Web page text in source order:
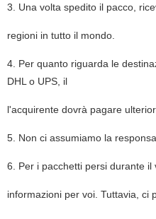
3. Una volta spedito il pacco,
regioni in tutto il mondo.
4. Per quanto riguarda le
DHL o UPS, il
l'acquirente dovrà pagare
5. Non ci assumiamo la
6. Per i pacchetti persi durante
informazioni per voi. Tuttavia, ci